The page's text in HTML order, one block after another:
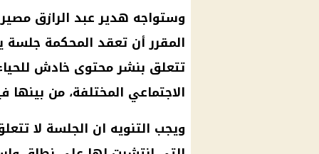
وستواجه هدير عبد الرازق
تتعلق بنشرمحتوى خادش
الاجتماعي المختلفة، من بينها
ويجب التنويه ان الجلسة لا